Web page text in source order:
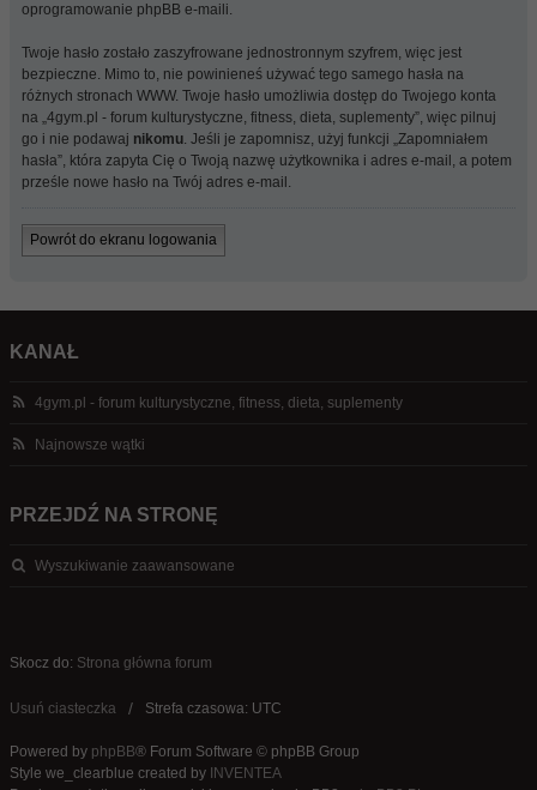
oprogramowanie phpBB e-maili.
Twoje hasło zostało zaszyfrowane jednostronnym szyfrem, więc jest
bezpieczne. Mimo to, nie powinieneś używać tego samego hasła na
różnych stronach WWW. Twoje hasło umożliwia dostęp do Twojego konta
na „4gym.pl - forum kulturystyczne, fitness, dieta, suplementy”, więc pilnuj
go i nie podawaj nikomu. Jeśli je zapomnisz, użyj funkcji „Zapomniałem
hasła”, która zapyta Cię o Twoją nazwę użytkownika i adres e-mail, a potem
prześle nowe hasło na Twój adres e-mail.
Powrót do ekranu logowania
KANAŁ
4gym.pl - forum kulturystyczne, fitness, dieta, suplementy
Najnowsze wątki
PRZEJDŹ NA STRONĘ
Wyszukiwanie zaawansowane
Skocz do: Strona główna forum
Usuń ciasteczka Strefa czasowa: UTC
Powered by phpBB® Forum Software © phpBB Group
Style we_clearblue created by INVENTEA